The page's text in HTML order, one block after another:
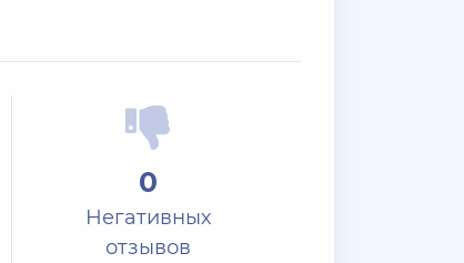
0
Негативных
отзывов